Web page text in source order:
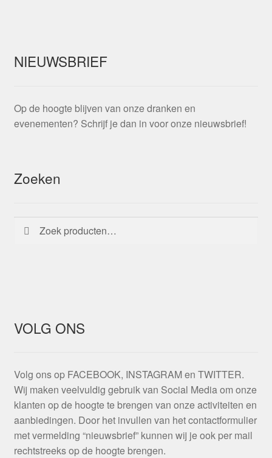
NIEUWSBRIEF
Op de hoogte blijven van onze dranken en
evenementen? Schrijf je dan in voor onze nieuwsbrief!
Zoeken
Zoeken
naar:
Zoeken
VOLG ONS
Volg ons op FACEBOOK, INSTAGRAM en TWITTER.
Wij maken veelvuldig gebruik van Social Media om onze
klanten op de hoogte te brengen van onze activiteiten en
aanbiedingen. Door het invullen van het contactformulier
met vermelding “nieuwsbrief” kunnen wij je ook per mail
rechtstreeks op de hoogte brengen.